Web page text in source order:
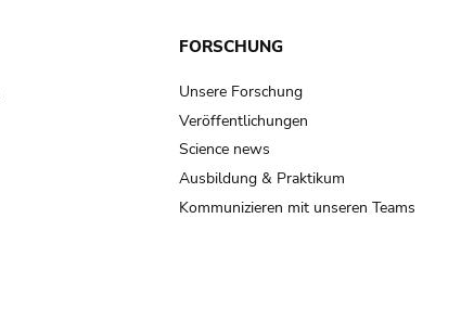
FORSCHUNG
Unsere Forschung
Veröffentlichungen
Science news
Ausbildung & Praktikum
Kommunizieren mit unseren Teams